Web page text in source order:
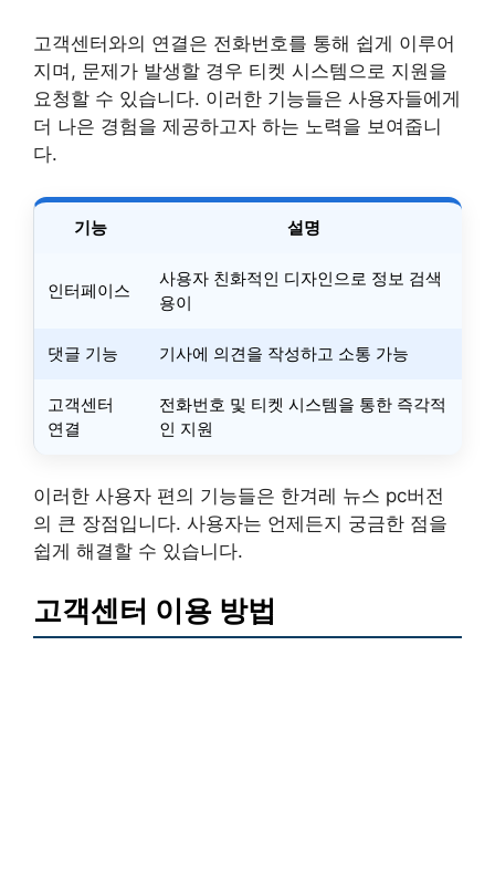
고객센터와의 연결은 전화번호를 통해 쉽게 이루어
지며, 문제가 발생할 경우 티켓 시스템으로 지원을
요청할 수 있습니다. 이러한 기능들은 사용자들에게
더 나은 경험을 제공하고자 하는 노력을 보여줍니
다.
기능 설명
인터페이스
사용자 친화적인 디자인으로 정보 검색
용이
댓글 기능 기사에 의견을 작성하고 소통 가능
고객센터
연결
전화번호 및 티켓 시스템을 통한 즉각적
인 지원
이러한 사용자 편의 기능들은 한겨레 뉴스 pc버전
의 큰 장점입니다. 사용자는 언제든지 궁금한 점을
쉽게 해결할 수 있습니다.
고객센터 이용 방법